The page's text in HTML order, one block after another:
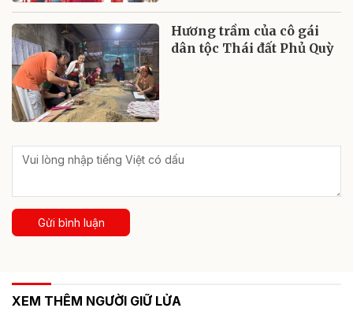
Hương trầm của cô gái
dân tộc Thái đất Phủ Quỳ
Gửi bình luận
XEM THÊM NGƯỜI GIỮ LỬA